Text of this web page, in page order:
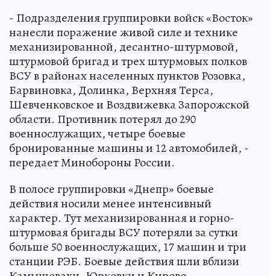
- Подразделения группировки войск «Восток»
нанесли поражение живой силе и технике
механизированной, десантно-штурмовой,
штурмовой бригад и трех штурмовых полков
ВСУ в районах населенных пунктов Розовка,
Барвиновка, Долинка, Верхняя Терса,
Шевченковское и Воздвижевка Запорожской
области. Противник потерял до 290
военнослужащих, четыре боевые
бронированные машины и 12 автомобилей, -
передает Минобороны России.
В полосе группировки «Днепр» боевые
действия носили менее интенсивный
характер. Тут механизированная и горно-
штурмовая бригады ВСУ потеряли за сутки
больше 50 военнослужащих, 17 машин и три
станции РЭБ. Боевые действия шли вблизи